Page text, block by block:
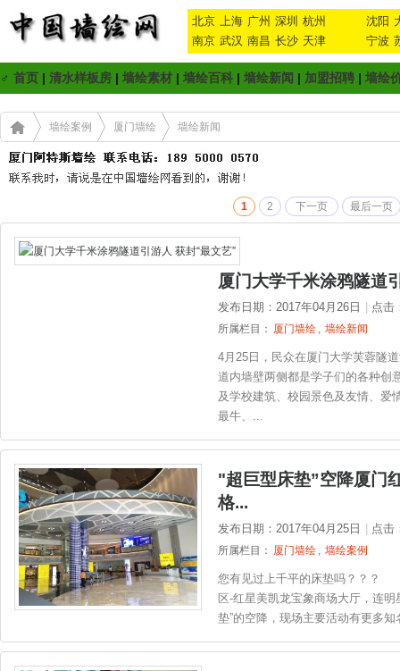
北京 上海 广州 深圳 杭州
南京 武汉 南昌 长沙 天津
沈阳
宁波
♂ 首页 | 清水样板房 | 墙绘素材 | 墙绘百科 | 墙绘新闻 | 加盟招聘 | 墙绘
墙绘案例 厦门墙绘 墙绘新闻
1 2 下一页 最后一页
厦门大学千米涂鸦隧道
发布日期：2017年04月26日 点击
所属栏目： 厦门墙绘 , 墙绘新闻
4月25日，民众在厦门大学芙蓉隧
道内墙壁两侧都是学子们的各种创
及学校建筑、校园景色及友情、爱
最牛、...
"超巨型床垫”空降厦门
格...
发布日期：2017年04月25日 点击
所属栏目： 厦门墙绘 , 墙绘案例
您有见过上千平的床垫吗？？？
区-红星美凯龙宝象商场大厅，连
垫”的空降，现场主要活动有更多